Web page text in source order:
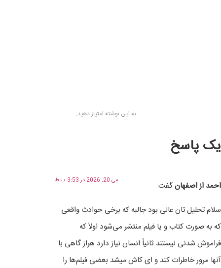
به این نوشته امتیاز دهید.
یک پاسخ
احمد از اصفهانگفت: می 20, 2026 در 3:53 ب.ظ
سلام تحلیل تان عالی بود جالبه که برخی حوادث واقعی
که به صورت کتاب و یا فیلم منتشر می‌شود اولاً که
فراموش شدنی نیستند ثانیاً انسان نیاز دارد هراز گاهی با
آنها مرور خاطرات کند و ای کاش میشد بعضی فیلم‌ها را